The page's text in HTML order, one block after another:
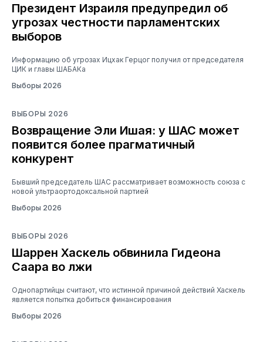
Президент Израиля предупредил об
угрозах честности парламентских
выборов
Информацию об угрозах Ицхак Герцог получил от председателя
ЦИК и главы ШАБАКа
Выборы 2026
ВЫБОРЫ 2026
Возвращение Эли Ишая: у ШАС может
появится более прагматичный
конкурент
Бывший председатель ШАС рассматривает возможность союза с
новой ультраортодоксальной партией
Выборы 2026
ВЫБОРЫ 2026
Шаррен Хаскель обвинила Гидеона
Саара во лжи
Однопартийцы считают, что истинной причиной действий Хаскель
является попытка добиться финансирования
Выборы 2026